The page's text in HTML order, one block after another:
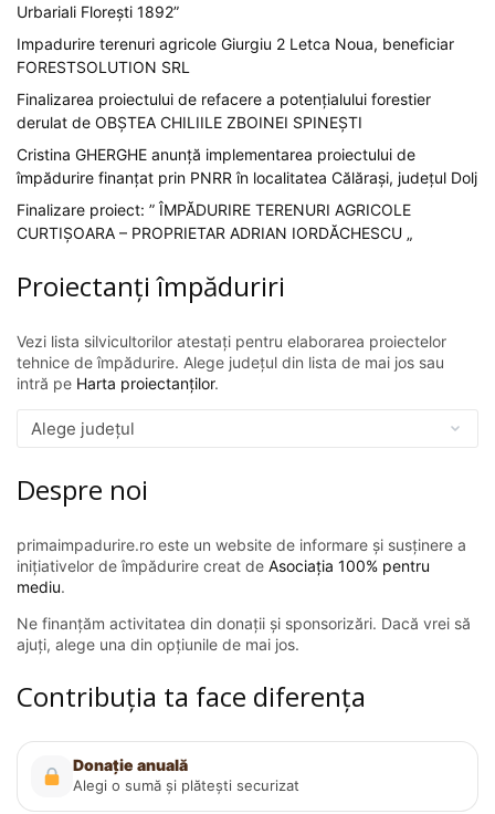
Urbariali Florești 1892”
Impadurire terenuri agricole Giurgiu 2 Letca Noua, beneficiar
FORESTSOLUTION SRL
Finalizarea proiectului de refacere a potențialului forestier
derulat de OBȘTEA CHILIILE ZBOINEI SPINEȘTI
Cristina GHERGHE anunță implementarea proiectului de
împădurire finanțat prin PNRR în localitatea Călărași, județul Dolj
Finalizare proiect: ” ÎMPĂDURIRE TERENURI AGRICOLE
CURTIȘOARA – PROPRIETAR ADRIAN IORDĂCHESCU „
Proiectanți împăduriri
Vezi lista silvicultorilor atestați pentru elaborarea proiectelor
tehnice de împădurire. Alege județul din lista de mai jos sau
intră pe Harta proiectanților.
Despre noi
primaimpadurire.ro este un website de informare și susținere a
inițiativelor de împădurire creat de Asociația 100% pentru
mediu.
Ne finanțăm activitatea din donații și sponsorizări. Dacă vrei să
ajuți, alege una din opțiunile de mai jos.
Contribuția ta face diferența
Donație anuală
Alegi o sumă și plătești securizat